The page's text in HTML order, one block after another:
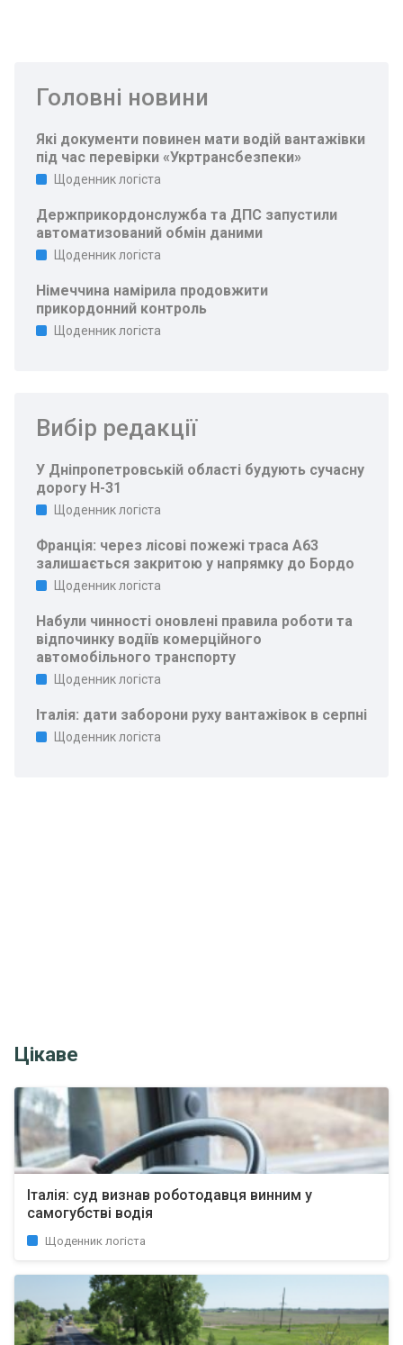
Головні новини
Які документи повинен мати водій вантажівки
під час перевірки «Укртрансбезпеки»
Щоденник логіста
Держприкордонслужба та ДПС запустили
автоматизований обмін даними
Щоденник логіста
Німеччина намірила продовжити
прикордонний контроль
Щоденник логіста
Вибір редакції
У Дніпропетровській області будують сучасну
дорогу Н-31
Щоденник логіста
Франція: через лісові пожежі траса A63
залишається закритою у напрямку до Бордо
Щоденник логіста
Набули чинності оновлені правила роботи та
відпочинку водіїв комерційного
автомобільного транспорту
Щоденник логіста
Італія: дати заборони руху вантажівок в серпні
Щоденник логіста
Цікаве
Італія: суд визнав роботодавця винним у
самогубстві водія
Щоденник логіста